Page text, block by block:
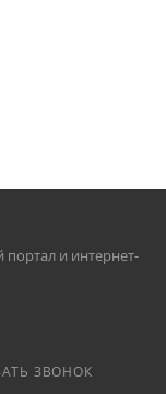
и интернет-
ЗВОНОК